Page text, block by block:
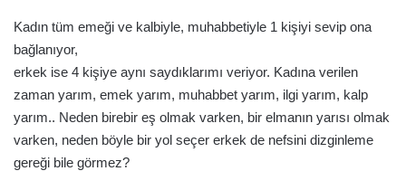
Kadın tüm emeği ve kalbiyle, muhabbetiyle 1 kişiyi sevip ona
bağlanıyor,
erkek ise 4 kişiye aynı saydıklarımı veriyor. Kadına verilen
zaman yarım, emek yarım, muhabbet yarım, ilgi yarım, kalp
yarım.. Neden birebir eş olmak varken, bir elmanın yarısı olmak
varken, neden böyle bir yol seçer erkek de nefsini dizginleme
gereği bile görmez?